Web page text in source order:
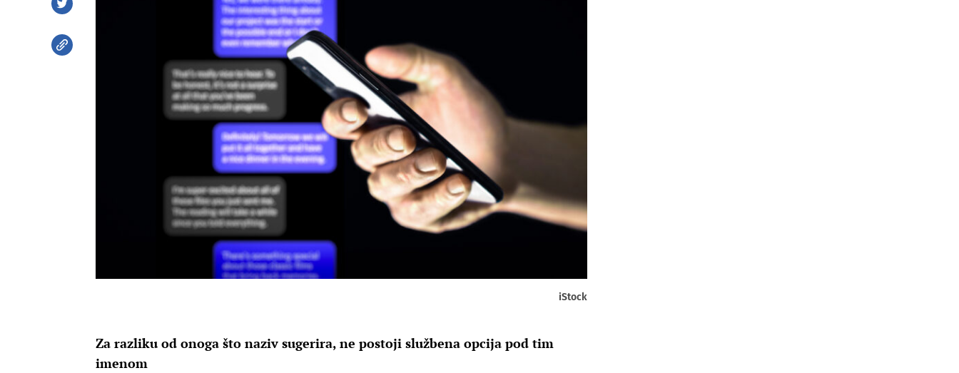
iStock
Za razliku od onoga što naziv sugerira, ne postoji službena opcija pod tim
imenom